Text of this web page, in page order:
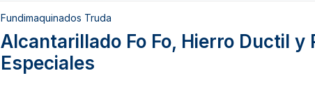
Fundimaquinados Truda
Alcantarillado Fo Fo, Hierro Ductil y
Especiales